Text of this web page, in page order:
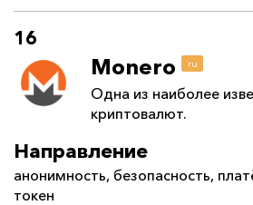
16
Monero ru
Одна из наиболее
криптовалют.
Направление
анонимность, безопасность,
токен